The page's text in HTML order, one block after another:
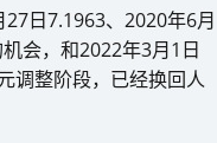
日7.1963、2020年6月
会，和2022年3月1日
调整阶段，已经换回人